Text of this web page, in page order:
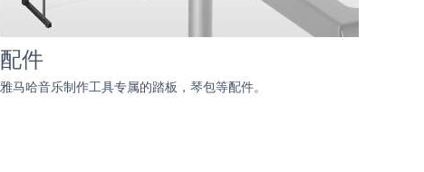
配件
雅马哈音乐制作工具专属的踏板，琴包等配件。